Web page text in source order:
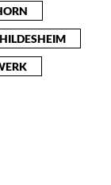
HILDESHEIM